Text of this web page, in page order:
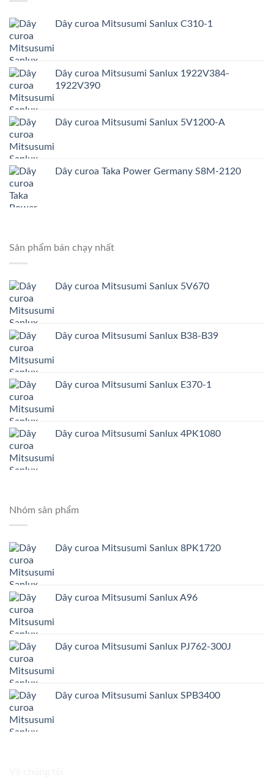
Dây curoa Mitsusumi Sanlux C310-1
Dây curoa Mitsusumi Sanlux 1922V384-
1922V390
Dây curoa Mitsusumi Sanlux 5V1200-A
Dây curoa Taka Power Germany S8M-2120
Sản phẩm bán chạy nhất
Dây curoa Mitsusumi Sanlux 5V670
Dây curoa Mitsusumi Sanlux B38-B39
Dây curoa Mitsusumi Sanlux E370-1
Dây curoa Mitsusumi Sanlux 4PK1080
Nhóm sản phẩm
Dây curoa Mitsusumi Sanlux 8PK1720
Dây curoa Mitsusumi Sanlux A96
Dây curoa Mitsusumi Sanlux PJ762-300J
Dây curoa Mitsusumi Sanlux SPB3400